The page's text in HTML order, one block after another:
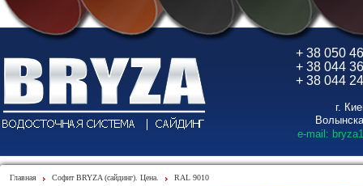
+ 38 050
+ 38 044
+ 38 044
г.
e-mail:
Главная Софит BRYZA (сайдинг). Цена. RAL 9010